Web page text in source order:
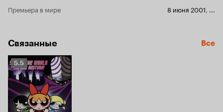
Премьера в мире
8 июня 2001, ...
Связанные Все
Рейтинг
Кинопоиска
5.5
5.5